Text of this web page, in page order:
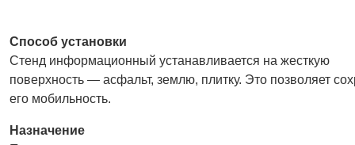
Способ установки
Стенд информационный устанавливается на жесткую
поверхность — асфальт, землю, плитку. Это позволяет
его мобильность.
Назначение